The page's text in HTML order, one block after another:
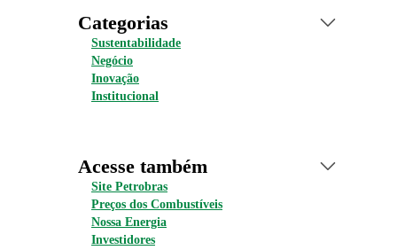
Categorias
Sustentabilidade
Negócio
Inovação
Institucional
Acesse também
Site Petrobras
Preços dos Combustíveis
Nossa Energia
Investidores